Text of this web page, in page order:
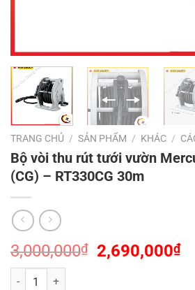
TRANG CHỦ / SẢN PHẨM / KHÁC /
Bộ vòi thu rút tưới vườn
(CG) – RT330CG 30m
3,000,000₫
Giá
2,690,000₫Giá
Bộ vòi thu rút tưới vườn Mercury 2